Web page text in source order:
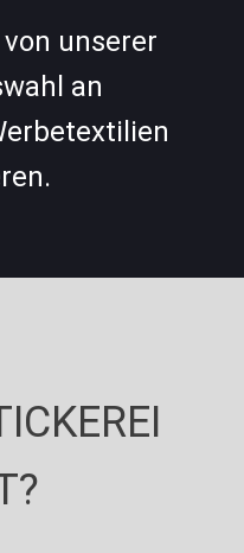
unserer
an